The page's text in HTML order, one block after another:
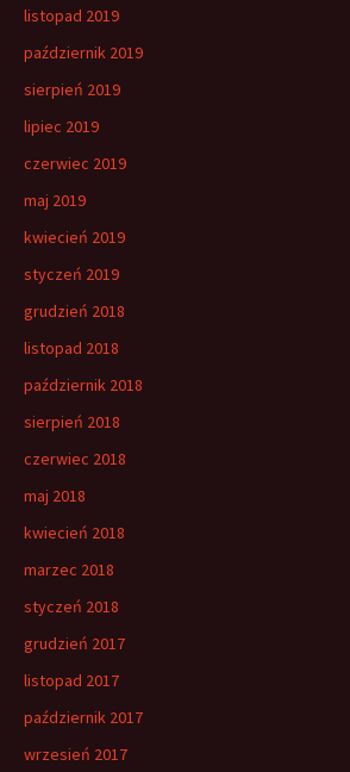
listopad 2019
październik 2019
sierpień 2019
lipiec 2019
czerwiec 2019
maj 2019
kwiecień 2019
styczeń 2019
grudzień 2018
listopad 2018
październik 2018
sierpień 2018
czerwiec 2018
maj 2018
kwiecień 2018
marzec 2018
styczeń 2018
grudzień 2017
listopad 2017
październik 2017
wrzesień 2017